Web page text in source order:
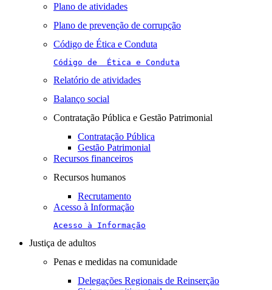
Plano de atividades
Plano de prevenção de corrupção
Código de Ética e Conduta
Código de  Ética e Conduta
Relatório de atividades
Balanço social
Contratação Pública e Gestão Patrimonial
Contratação Pública
Gestão Patrimonial
Recursos financeiros
Recursos humanos
Recrutamento
Acesso à Informação
Acesso à Informação
Justiça de adultos
Penas e medidas na comunidade
Delegações Regionais de Reinserção